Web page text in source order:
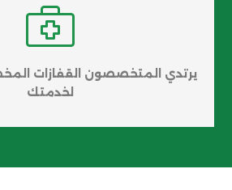

يرتدي المتخصصون القفازات
لخدمتك